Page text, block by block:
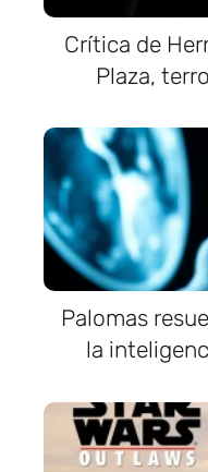
Crítica de
Plaza,
Palomas
la